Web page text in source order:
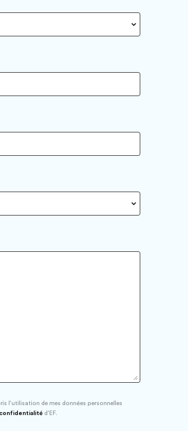
l'utilisation de mes données personnelles
d'EF.